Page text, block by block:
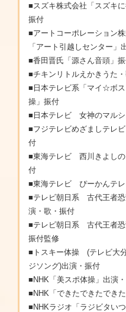
■スズキ株式会社「スズキ
振付
■アートコーポレーション
「アート引越しセンター」
■香田晋氏「源さん音頭」
■チキンリトルえかきうた
■日本テレビ系「マイ☆ボ
操」振付
■日本テレビ 女神のマルシ
■フジテレビめざましテレ
付
■東海テレビ 西川きよしの
付
■東海テレビ ぴーかんテレ
■テレビ朝日系 古代王者恐
演・歌・振付
■テレビ朝日系 古代王者恐
振付監修
■トスキー体操 (テレビ大
ジソング)出演・振付
■NHK「美スポ体操」出演
■NHK「できたできたでき
■NHKラジオ「ラジビタい